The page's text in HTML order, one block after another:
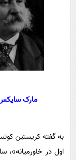
مارک سایکس،
به گفته کریستین
اول در